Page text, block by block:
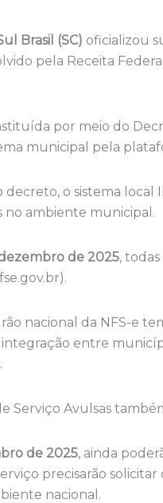
Brasil (SC) oficializou
pela Receita
por meio do
municipal pela
decreto, o sistema
no ambiente municipal.
dezembro de 2025,
nacional da NFS-e
entre
Serviço Avulsas
de 2025, ainda
precisarão
nacional.